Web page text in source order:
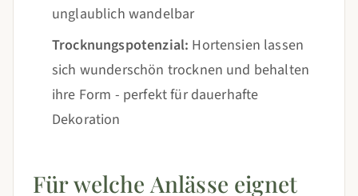
unglaublich wandelbar
Trocknungspotenzial: Hortensien lassen
sich wunderschön trocknen und behalten
ihre Form - perfekt für dauerhafte
Dekoration
Für welche Anlässe eignet